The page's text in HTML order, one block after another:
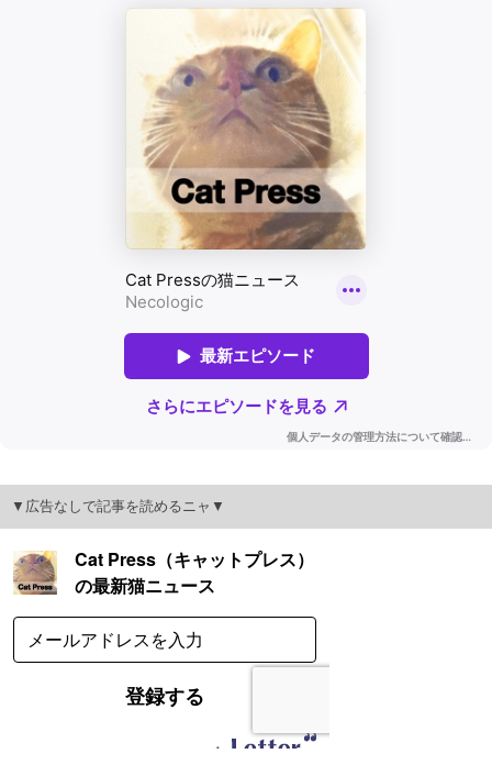
▼広告なしで記事を読めるニャ▼